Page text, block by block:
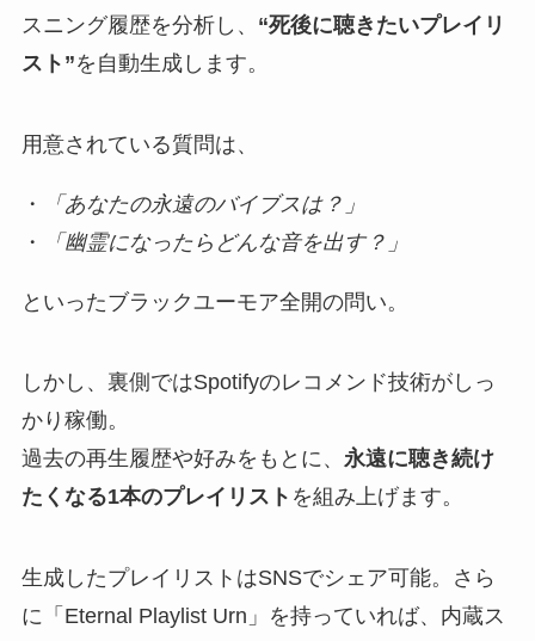
スニング履歴を分析し、 “死後に聴きたいプレイリ
スト”を自動生成します。
用意されている質問は、
・
「あなたの永遠のバイブスは？」
・
「幽霊になったらどんな音を出す？」
といったブラックユーモア全開の問い。
しかし、裏側ではSpotifyのレコメンド技術がしっ
かり稼働。
過去の再生履歴や好みをもとに、 永遠に聴き続け
たくなる1本のプレイリスト を組み上げます。
生成したプレイリストはSNSでシェア可能。さら
に「Eternal Playlist Urn」を持っていれば、内蔵ス